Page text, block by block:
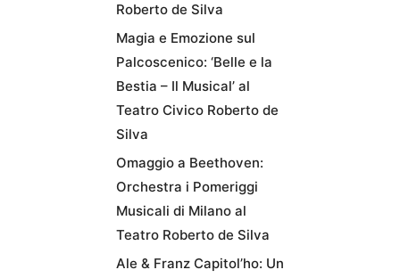
Roberto de Silva
Magia e Emozione sul
Palcoscenico: ‘Belle e la
Bestia – Il Musical’ al
Teatro Civico Roberto de
Silva
Omaggio a Beethoven:
Orchestra i Pomeriggi
Musicali di Milano al
Teatro Roberto de Silva
Ale & Franz Capitol’ho: Un